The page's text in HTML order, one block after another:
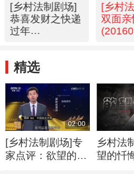
[乡村法制剧场]
恭喜发财之快递
过年
[乡村
双面亲
精选
02:00
[乡村法制剧场]专
家点评：欲望的忏
乡村法
望的忏